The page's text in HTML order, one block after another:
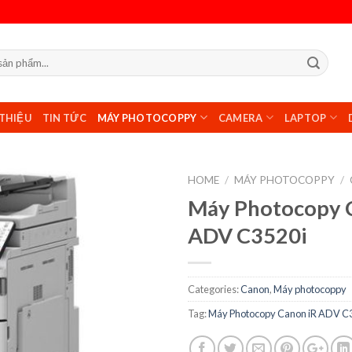
TIN TỨC MÁY PHOTOCOPPY CAMERA LAPTOP
HOME / MÁY PHOTOCOPPY /
Máy Photocopy
ADV C3520i
Categories:Canon,Máy photocoppy
Tag:Máy Photocopy Canon iR ADV